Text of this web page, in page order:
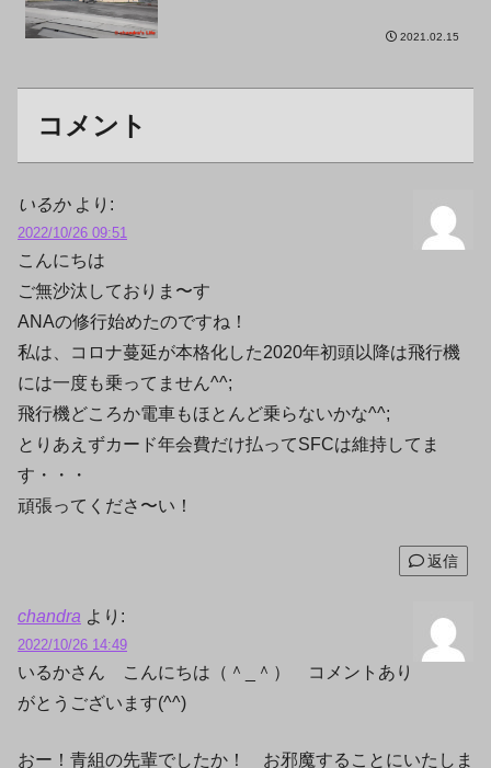
2021.02.15
コメント
いるか より:
2022/10/26 09:51
こんにちは
ご無沙汰しておりま〜す
ANAの修行始めたのですね！
私は、コロナ蔓延が本格化した2020年初頭以降は飛行機
には一度も乗ってません^^;
飛行機どころか電車もほとんど乗らないかな^^;
とりあえずカード年会費だけ払ってSFCは維持してま
す・・・
頑張ってくださ〜い！
返信
chandra より:
2022/10/26 14:49
いるかさん こんにちは（＾_＾） コメントあり
がとうございます(^^)
おー！青組の先輩でしたか！ お邪魔することにいたしま